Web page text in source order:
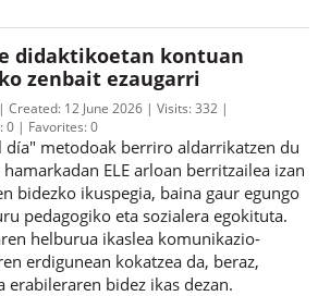
didaktikoetan kontuan
zenbait ezaugarri
Created: 12 June 2026 Visits: 332
0 Favorites:0
día" metodoak berriro aldarrikatzen du
ELE arloan berritzailea izan
bidezko ikuspegia, baina gaur egungo
pedagogiko eta sozialera egokituta.
helburua ikaslea komunikazio-
erdigunean kokatzea da, beraz,
erabileraren bidez ikas dezan.